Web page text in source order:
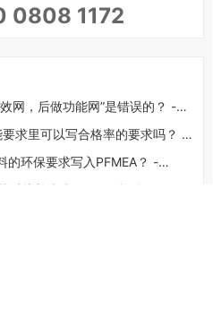
0808 1172
网，后做功能网”是错误的？ -
要求里可以写合格率的要求吗？ -
的环保要求写入PFMEA？ -
避坑检查表 - FMEA软件-